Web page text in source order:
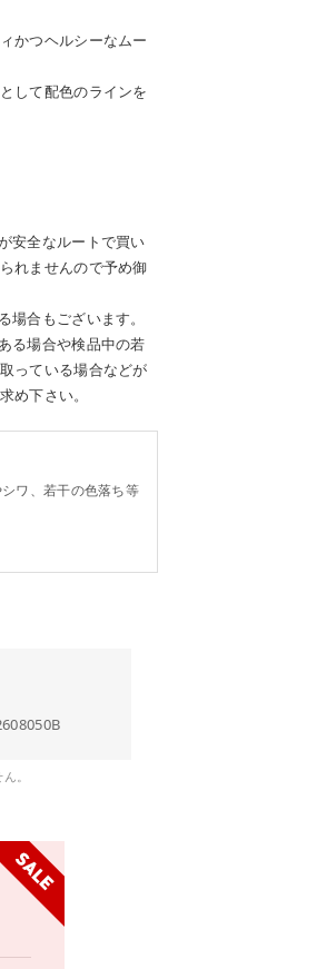
かつヘルシーなムー
して配色のラインを
安全なルートで買い
れませんので予め御
合もございます。
る場合や検品中の若
っている場合などが
め下さい。
ワ、若干の色落ち等
。